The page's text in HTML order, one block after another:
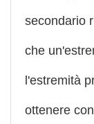
secondario
che
l'estremità
ottenere